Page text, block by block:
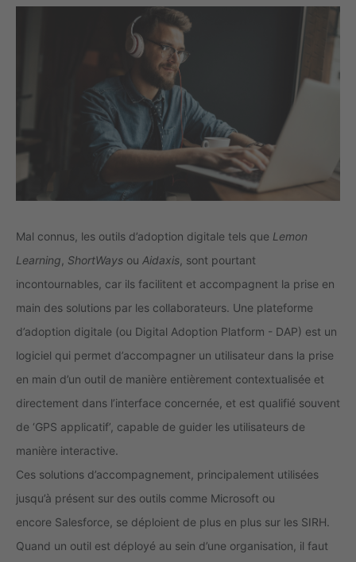
Mal connus, les outils d’adoption digitale tels que Lemon
Learning ShortWays ou Aidaxis , sont pourtant
incontournables, car ils facilitent et accompagnent la prise en
main des solutions par les collaborateurs. Une plateforme
d’adoption digitale (ou Digital Adoption Platform - DAP) est un
logiciel qui permet d’accompagner un utilisateur dans la prise
en main d’un outil de manière entièrement contextualisée et
directement dans l’interface concernée, et est qualifié souvent
de ‘GPS applicatif’, capable de guider les utilisateurs de
manière interactive.
Ces solutions d’accompagnement, principalement utilisées
jusqu’à présent sur des outils comme Microsoft ou
encore Salesforce, se déploient de plus en plus sur les SIRH.
Quand un outil est déployé au sein d’une organisation, il faut